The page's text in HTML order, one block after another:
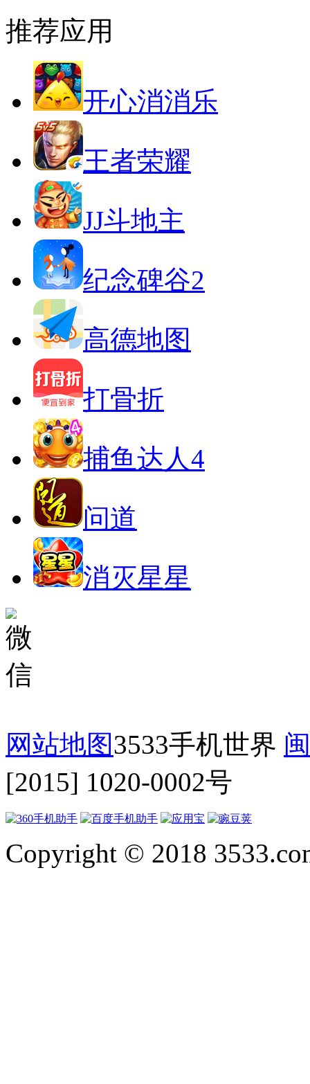
推荐应用
开心消消乐
王者荣耀
JJ斗地主
纪念碑谷2
高德地图
打骨折
捕鱼达人4
问道
消灭星星
网站地图3533手机世界
[2015] 1020-0002号
Copyright © 2018